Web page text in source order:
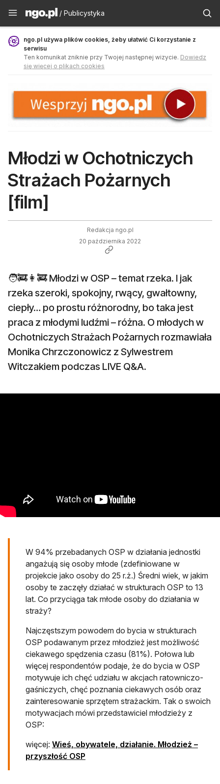
Publicystyka - ngo.pl
/ Publicystyka
ngo.pl używa plików cookies, żeby ułatwić Ci korzystanie z
serwisu
Ten komunikat zniknie przy Twojej następnej wizycie. Dowiedz
się więcej o plikach cookies
Młodzi w Ochotniczych
Strażach Pożarnych
[film]
Redakcja ngo.pl
20 października 2022
🧑‍🚒👩‍🚒 Młodzi w OSP – temat rzeka. I jak
rzeka szeroki, spokojny, rwący, gwałtowny,
ciepły… po prostu różnorodny, bo taka jest
praca z młodymi ludźmi – różna. O młodych w
Ochotniczych Strażach Pożarnych rozmawiała
Monika Chrzczonowicz z Sylwestrem
Witczakiem podczas LIVE Q&A.
W 94% przebadanych OSP w działania jednostki
angażują się osoby młode (zdefiniowane w
projekcie jako osoby do 25 r.ż.) Średni wiek, w jakim
osoby te zaczęły działać w strukturach OSP to 13
lat. Co przyciąga tak młode osoby do działania w
straży?
Najczęstszym powodem do bycia w strukturach
OSP podawanym przez młodzież jest możliwość
ciekawego spędzenia czasu (81%). Połowa lub
więcej respondentów podaje, że do bycia w OSP
motywuje ich chęć udziału w akcjach ratowniczo-
gaśniczych, chęć poznania ciekawych osób oraz
zainteresowanie sprzętem strażackim. Tak o swoich
motywacjach mówi przedstawiciel młodzieży z
OSP:
więcej: Wieś, obywatele, działanie. Młodzież –
przyszłość OSP